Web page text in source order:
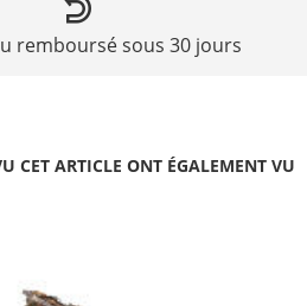
remboursé sous 30 jours
CET ARTICLE ONT ÉGALEMENT VU